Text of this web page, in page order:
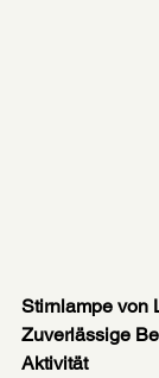
Stirnlampe von
Zuverlässige
Aktivität